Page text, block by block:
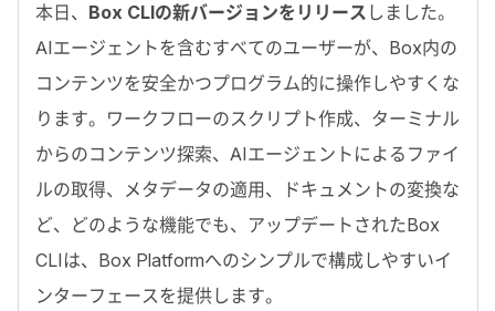
本日、 Box CLIの新バージョンをリリース しました。
AIエージェントを含むすべてのユーザーが、 Box内の
コンテンツを安全かつプログラム的に操作しやすくな
ります。ワークフローのスクリプト作成、ターミナル
からのコンテンツ探索、 AIエージェントによるファイ
ルの取得、メタデータの適用、ドキュメントの変換な
ど、どのような機能でも、アップデートされたBox
CLI は、 Box Platformへのシンプルで構成しやすいイ
ンターフェースを提供します。